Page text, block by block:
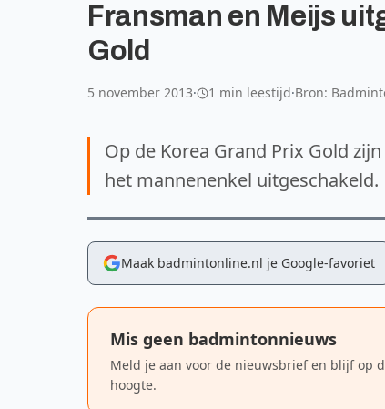
Fransman en Meijs
Gold
5 november 2013· 1 min leestijd·Bron:
Op de Korea Grand Prix Gold
het mannenenkel uitgeschakeld.
Maak badmintonline.nl je Google-favoriet
Mis geen badmintonnieuws
Meld je aan voor de nieuwsbrief en blijf op
hoogte.